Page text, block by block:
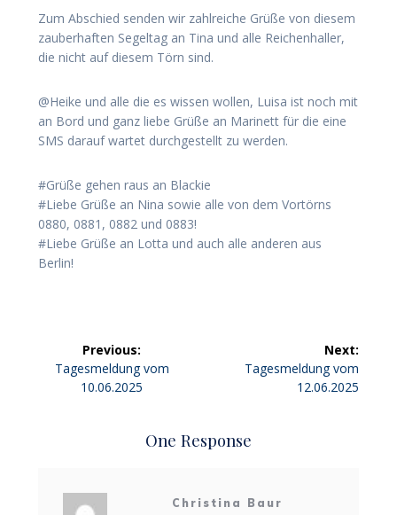
Zum Abschied senden wir zahlreiche Grüße von diesem
zauberhaften Segeltag an Tina und alle Reichenhaller,
die nicht auf diesem Törn sind.
@Heike und alle die es wissen wollen, Luisa ist noch mit
an Bord und ganz liebe Grüße an Marinett für die eine
SMS darauf wartet durchgestellt zu werden.
#Grüße gehen raus an Blackie
#Liebe Grüße an Nina sowie alle von dem Vortörns
0880, 0881, 0882 und 0883!
#Liebe Grüße an Lotta und auch alle anderen aus
Berlin!
Beitragsnavigation
Previous:
Previous
post:
Tagesmeldung vom
10.06.2025
Next:
Next
Tagesmeldung vom
12.06.2025
One Response
Christina Baur